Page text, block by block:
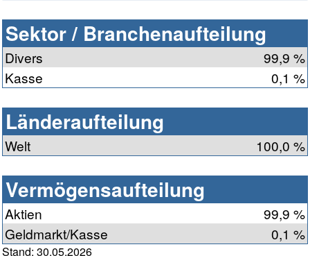
Sektor / Branchenaufteilung
Divers
99,9 %
Kasse
0,1 %
Länderaufteilung
Welt 100,0 %
Vermögensaufteilung
Aktien
99,9 %
Geldmarkt/Kasse
0,1 %
Stand: 30.05.2026